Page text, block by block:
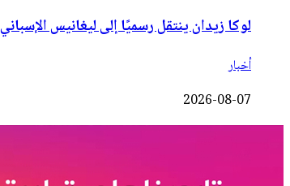
لوكا زيدان ينتقل رسميًا إلى ليغانيس الإسباني
أخبار
2026-08-07